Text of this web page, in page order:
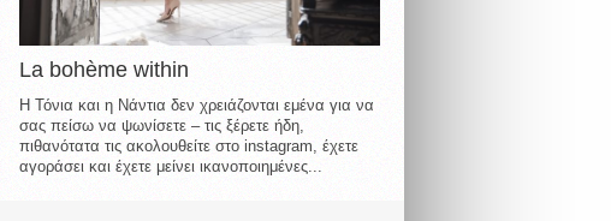
La bohème within
Η Τόνια και η Νάντια δεν χρειάζονται εμένα για να
σας πείσω να ψωνίσετε – τις ξέρετε ήδη,
πιθανότατα τις ακολουθείτε στο instagram, έχετε
αγοράσει και έχετε μείνει ικανοποιημένες...